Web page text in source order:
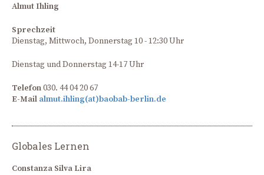
Almut Ihling
Sprechzeit
Dienstag, Mittwoch, Donnerstag 10 - 12:30 Uhr
Dienstag und Donnerstag 14-17 Uhr
Telefon030. 44 04 20 67
E-Mail almut.ihling(at)baobab-berlin.de
Globales Lernen
Constanza Silva Lira